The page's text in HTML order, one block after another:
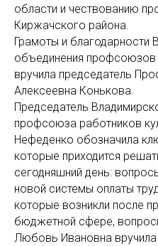
области и чествованию
Киржачского района.
Грамоты и благодарности
объединения профсоюзов
вручила председатель
Алексеевна Конькова.
Председатель
профсоюза работников
Нефеденко обозначила
которые приходится
сегодняшний день:
новой системы оплаты
которые возникли после
бюджетной сфере,
Любовь Ивановна